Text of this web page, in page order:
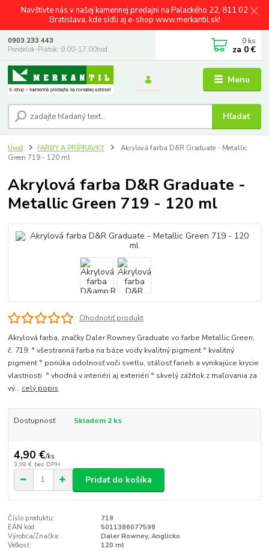
Navštívte nás v našej kamennej predajni na Palackého 22, 811 02
Bratislava, kde sídli aj e-shop www.merkantil.sk!
Menu
Hľadať
0903 233 443
Pondelok-Piatok: 9.00-17.00hod.
0 ks
za 0 €
Úvod FARBY A PRÍPRAVKY
Akrylová farba D&R Graduate - Metallic
Green 719 - 120 ml
Akrylová farba D&R Graduate -
Metallic Green 719 - 120 ml
Ohodnotiť produkt
Akrylová farba, značky Daler Rowney Graduate vo farbe Metallic Green,
č. 719: ° všestranná farba na báze vody kvalitný pigment ° kvalitný
pigment ° ponúka odolnosť voči svetlu, stálosť farieb a vynikajúce krycie
vlastnosti ° vhodná v interiéri aj exteriéri ° skvelý zážitok z maľovania za
vý... celý popis
Dostupnosť Skladom 2 ks
4,90 €/ks
3,98 € bez DPH
Pridať do košíka
Číslo produktu:
719
EAN kód:
5011386077598
Výrobca/Značka:
Daler Rowney, Anglicko
Veľkosť:
120 ml